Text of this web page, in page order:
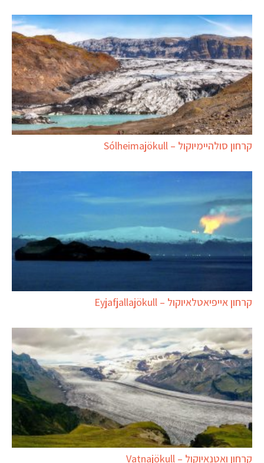
קרחון סולהיימיוקול – Sólheimajökull
קרחון אייפיאטלאיוקול – Eyjafjallajökull
קרחון ואטנאיוקול – Vatnajökull